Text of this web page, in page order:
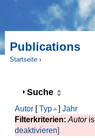
Publications
Startseite ›
Anzeigen
Suche
Autor [Typ ] Jahr
Filterkriterien: Autoris
deaktivieren]